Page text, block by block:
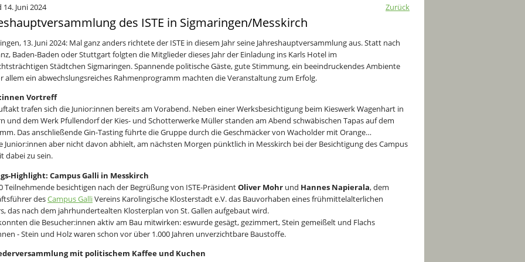
Zurück
14. Juni 2024
des ISTE in Sigmaringen/Messkirch
13. Juni 2024: Mal ganz anders richtete der ISTE in diesem Jahr seine Jahreshauptversammlung aus. Statt nach
Baden-Baden oder Stuttgart folgten die Mitglieder dieses Jahr der Einladung ins Karls Hotel im
Städtchen Sigmaringen. Spannende politische Gäste, gute Stimmung, ein beeindruckendes Ambiente
allem ein abwechslungsreiches Rahmenprogramm machten die Veranstaltung zum Erfolg.
Vortreff
trafen sich die Junior:innen bereits am Vorabend. Neben einer Werksbesichtigung beim Kieswerk Wagenhart in
und dem Werk Pfullendorf der Kies- und Schotterwerke Müller standen am Abend schwäbischen Tapas auf dem
Das anschließende Gin-Tasting führte die Gruppe durch die Geschmäcker von Wacholder mit Orange…
Junior:innen aber nicht davon abhielt, am nächsten Morgen pünktlich in Messkirch bei der Besichtigung des Campus
dabei zu sein.
Highlight: Campus Galli in Messkirch
Teilnehmende besichtigen nach der Begrüßung von ISTE-PräsidentOliver Mohr und Hannes Napierala, dem
desCampus GalliVereins Karolingische Klosterstadt e.V. das Bauvorhaben eines frühmittelalterlichen
das nach dem jahrhundertealten Klosterplan von St. Gallen aufgebaut wird.
die Besucher:innen aktiv am Bau mitwirken: eswurde gesägt, gezimmert, Stein gemeißelt und Flachs
- Stein und Holz waren schon vor über 1.000 Jahren unverzichtbare Baustoffe.
mit politischem Kaffee und Kuchen